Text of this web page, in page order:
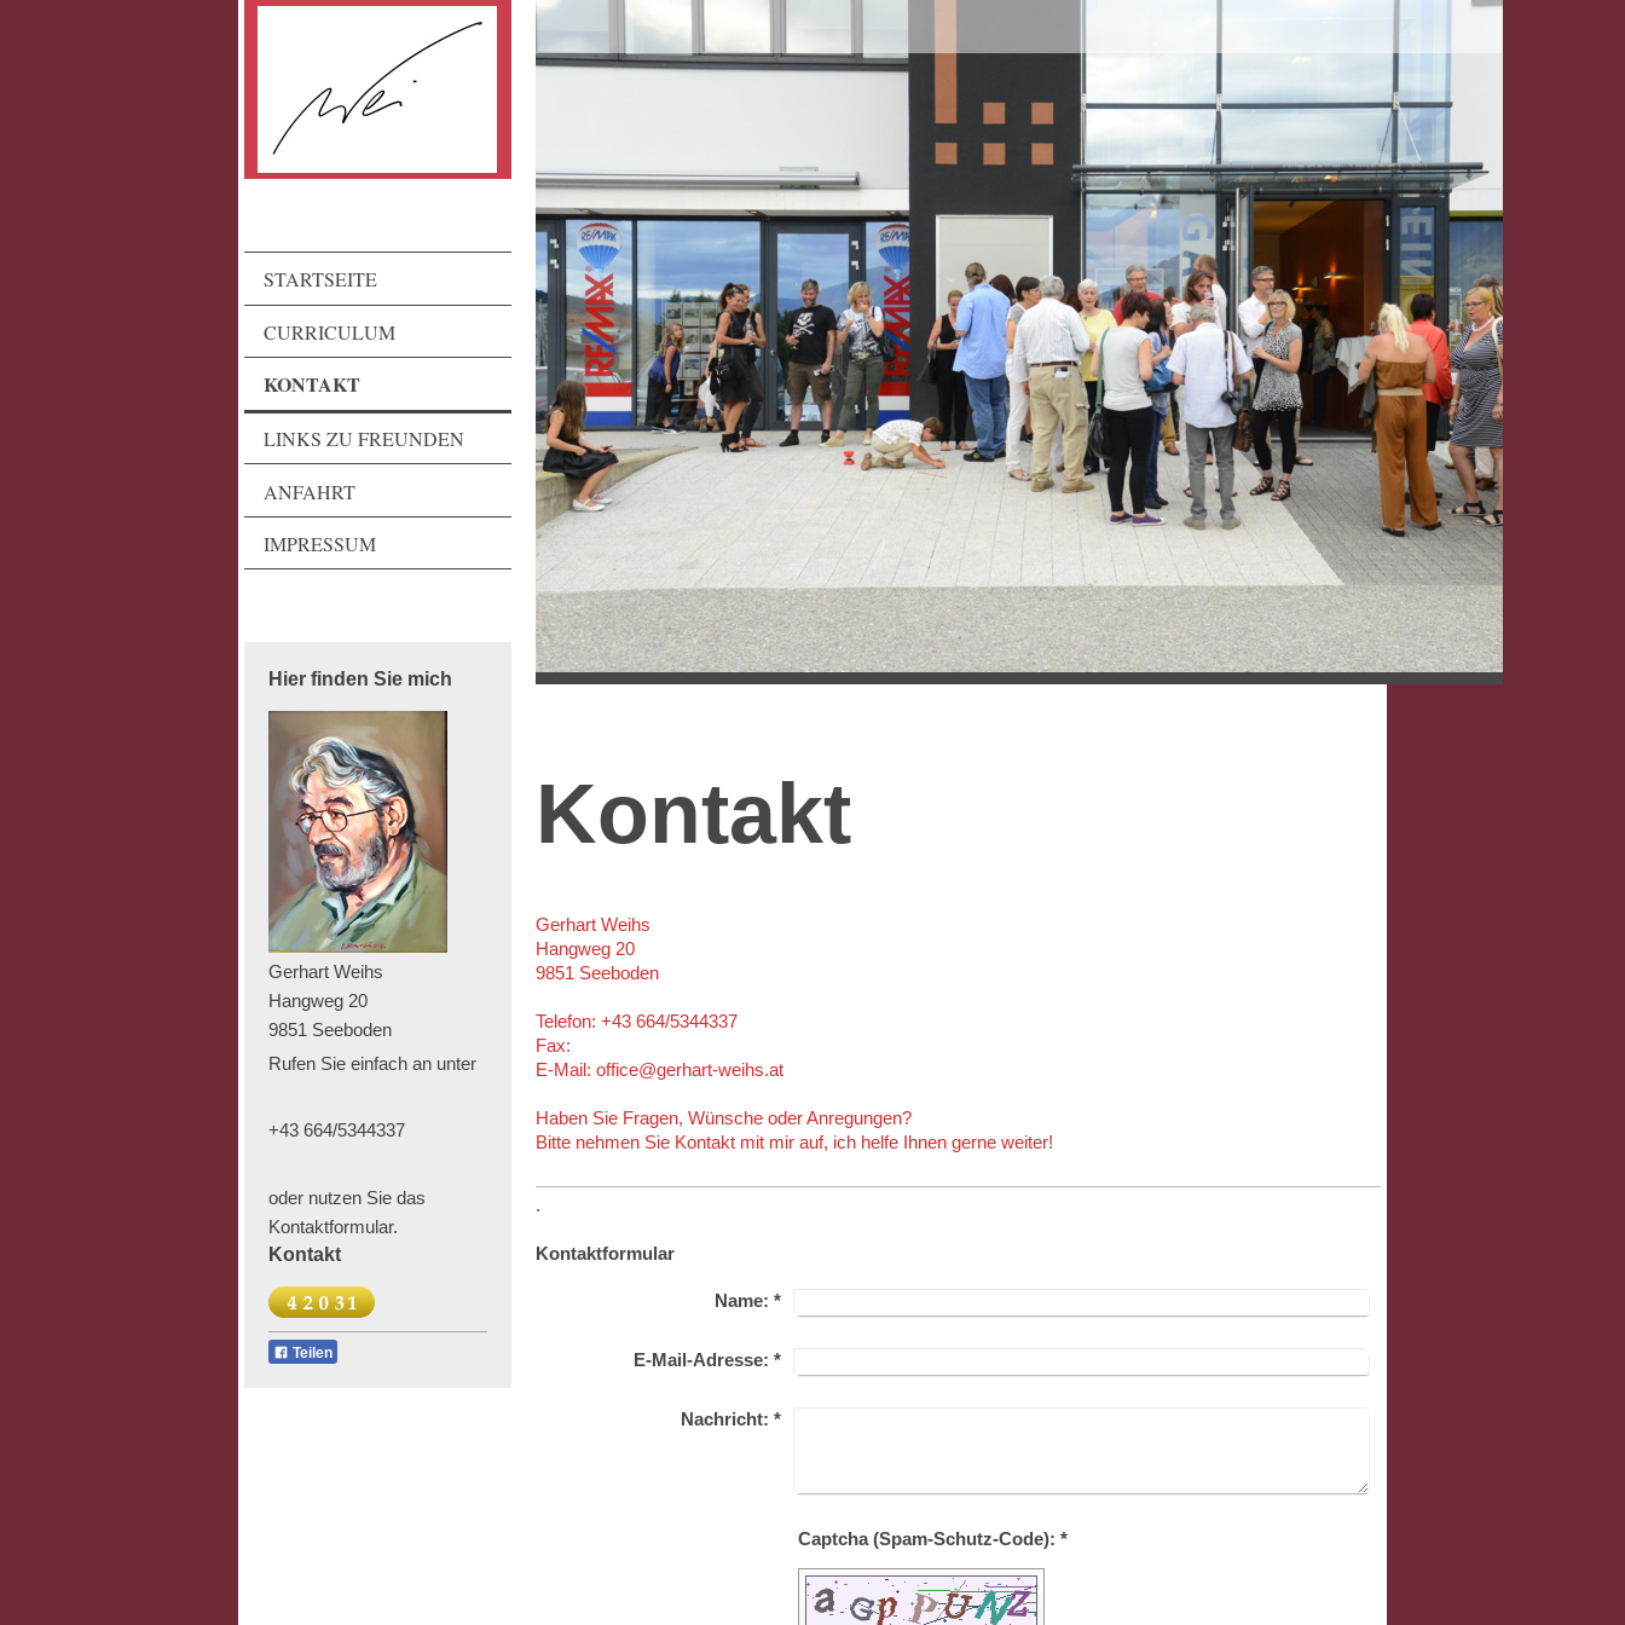
STARTSEITE
CURRICULUM
KONTAKT
LINKS ZU FREUNDEN
ANFAHRT
IMPRESSUM
Hier finden Sie mich
Gerhart Weihs
Hangweg 20
9851 Seeboden
Rufen Sie einfach an unter
+43 664/5344337
oder nutzen Sie das
Kontaktformular.
Kontakt
Teilen
Kontakt
Gerhart Weihs
Hangweg 20
9851 Seeboden
Telefon: +43 664/5344337
Fax:
E-Mail: office@gerhart-weihs.at
Haben Sie Fragen, Wünsche oder Anregungen?
Bitte nehmen Sie Kontakt mit mir auf, ich helfe Ihnen gerne weiter!
.
Kontaktformular
Name: *
E-Mail-Adresse: *
Nachricht: *
Captcha (Spam-Schutz-Code): *